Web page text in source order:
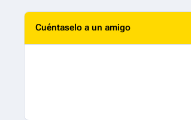
Cuéntaselo a un amigo